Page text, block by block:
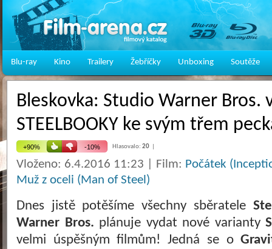
Blu-ray Kino Trailery Žebříčky Unboxing Soutěže
Bleskovka: Studio Warner Bros.
STEELBOOKY ke svým třem
Hlasovalo: 20
Vloženo: 6.4.2016 11:23 | Film: Počátek
Muž z oceli (Man of Steel)
Dnes jistě potěšíme všechny sběratele
Warner Bros. plánuje vydat nové varianty
velmi úspěšným filmům! Jedná se o